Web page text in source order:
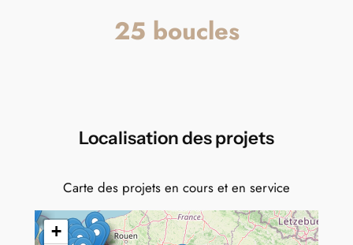
25 boucles
Localisation des projets
Carte des projets en cours et en service
+